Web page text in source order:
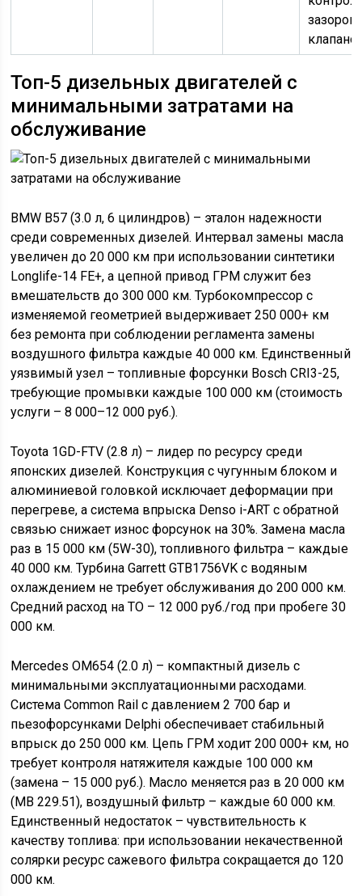
зазоров
Топ-5 дизельных двигателей с
минимальными затратами на
обслуживание
BMW B57 (3.0 л, 6 цилиндров) – эталон надежности
среди современных дизелей. Интервал замены масла
увеличен до 20 000 км при использовании синтетики
Longlife-14 FE+, а цепной привод ГРМ служит без
вмешательств до 300 000 км. Турбокомпрессор с
изменяемой геометрией выдерживает 250 000+ км
без ремонта при соблюдении регламента замены
воздушного фильтра каждые 40 000 км. Единственный
уязвимый узел – топливные форсунки Bosch CRI3-25,
требующие промывки каждые 100 000 км (стоимость
услуги – 8 000–12 000 руб.).
Toyota 1GD-FTV (2.8 л) – лидер по ресурсу среди
японских дизелей. Конструкция с чугунным блоком и
алюминиевой головкой исключает деформации при
перегреве, а система впрыска Denso i-ART с обратной
связью снижает износ форсунок на 30%. Замена масла
раз в 15 000 км (5W-30), топливного фильтра – каждые
40 000 км. Турбина Garrett GTB1756VK с водяным
охлаждением не требует обслуживания до 200 000 км.
Средний расход на ТО – 12 000 руб./год при пробеге 30
000 км.
Mercedes OM654 (2.0 л) – компактный дизель с
минимальными эксплуатационными расходами.
Система Common Rail с давлением 2 700 бар и
пьезофорсунками Delphi обеспечивает стабильный
впрыск до 250 000 км. Цепь ГРМ ходит 200 000+ км, но
требует контроля натяжителя каждые 100 000 км
(замена – 15 000 руб.). Масло меняется раз в 20 000 км
(MB 229.51), воздушный фильтр – каждые 60 000 км.
Единственный недостаток – чувствительность к
качеству топлива: при использовании некачественной
солярки ресурс сажевого фильтра сокращается до 120
000 км.